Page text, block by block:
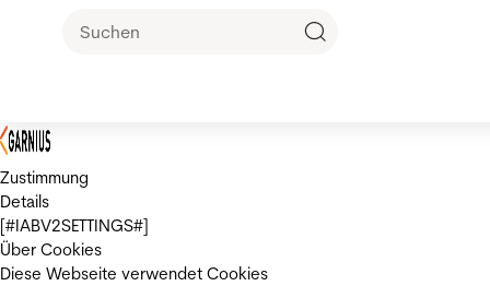
Zustimmung
Details
[#IABV2SETTINGS#]
Über Cookies
Diese Webseite verwendet Cookies